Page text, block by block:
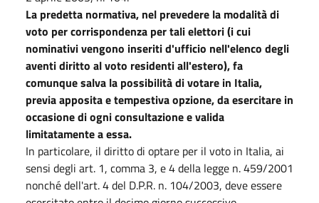
La predetta normativa, nel prevedere la modalità di
voto per corrispondenza per tali elettori (i cui
nominativi vengono inseriti d'ufficio nell'elenco degli
aventi diritto al voto residenti all'estero), fa
comunque salva la possibilità di votare in Italia,
previa apposita e tempestiva opzione, da esercitare in
occasione di ogni consultazione e valida
limitatamente a essa.
In particolare, il diritto di optare per il voto in Italia, ai
sensi degli art. 1, comma 3, e 4 della legge n. 459/2001
nonché dell'art. 4 del D.P.R. n. 104/2003, deve essere